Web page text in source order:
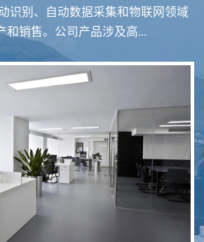
RFID智慧食堂系统
识别、自动数据采集和物联网领域
和销售。公司产品涉及高...